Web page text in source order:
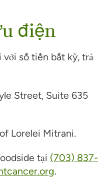
điện
số tiền bất kỳ, trả
Street, Suite 635
Lorelei Mitrani.
tại (703) 837-
.